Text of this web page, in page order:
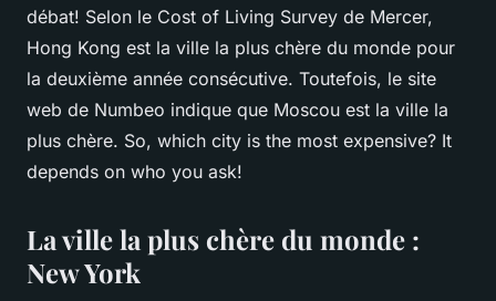
débat! Selon le Cost of Living Survey de Mercer,
Hong Kong est la ville la plus chère du monde pour
la deuxième année consécutive. Toutefois, le site
web de Numbeo indique que Moscou est la ville la
plus chère. So, which city is the most expensive? It
depends on who you ask!
La ville la plus chère du monde :
New York